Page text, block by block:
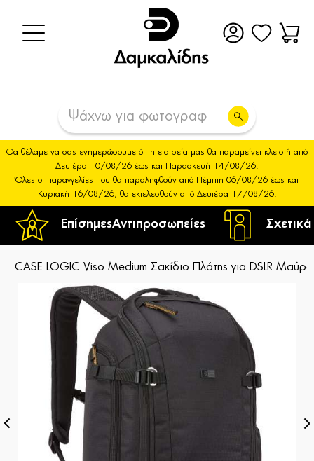
ΕπίσημεςΑντιπροσωπείες
Θα θέλαμε να σας ενημερώσουμε ότι η εταιρεία μας θα παραμείνει κλειστή από
Δευτέρα 10/08/26 έως και Παρασκευή 14/08/26.
Όλες οι παραγγελίες που θα παραληφθούν από Πέμπτη 06/08/26 έως και
Κυριακή 16/08/26, θα εκτελεσθούν από Δευτέρα 17/08/26.
CASE LOGIC Viso Medium Σακίδιο Πλάτης για DSLR Μαύρο